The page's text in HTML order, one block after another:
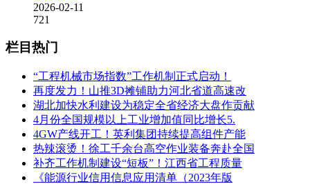
2026-02-11
721
栏目热门
“工程机械市场指数”工作机制正式启动！
再度发力！山推3D摊铺助力河北省道高速改
湖北加快水利建设为稳定全省经济大盘作贡献
4月份全国规模以上工业增加值同比增长5.
4GW产线开工！英利集团持续提高组件产能
热辣滚烫！徐工千余台高空作业装备奔赴全国
补齐工作机制建设“短板”！江西省工程质量
《能源行业信用信息应用清单（2023年版